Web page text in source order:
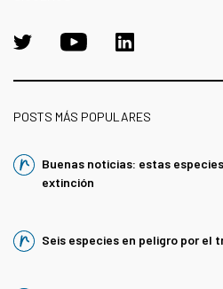
POSTS MÁS POPULARES
Buenas noticias: estas
extinción
Seis especies en peligro por el